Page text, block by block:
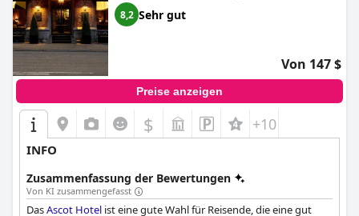
8,2 Sehr gut
Von 147 $
Preise anzeigen
$ +10
INFO
Zusammenfassung der Bewertungen
Von KI zusammengefasst
DasAscot Hotel ist eine gute Wahl für Reisende, die eine gut